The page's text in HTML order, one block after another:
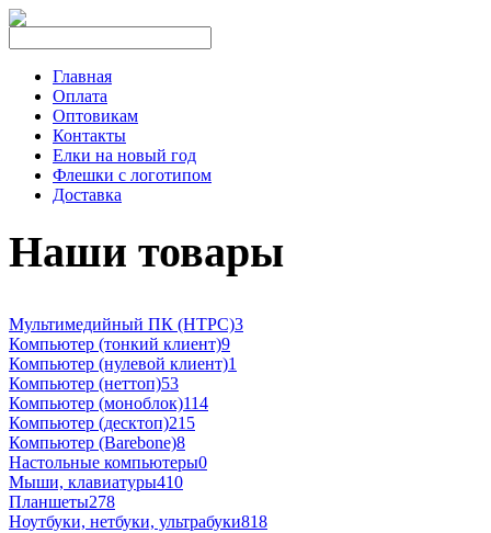
Главная
Оплата
Оптовикам
Контакты
Елки на новый год
Флешки с логотипом
Доставка
Наши товары
Мультимедийный ПК (HTPC)3
Компьютер (тонкий клиент)9
Компьютер (нулевой клиент)1
Компьютер (неттоп)53
Компьютер (моноблок)114
Компьютер (десктоп)215
Компьютер (Barebone)8
Настольные компьютеры0
Мыши, клавиатуры410
Планшеты278
Ноутбуки, нетбуки, ультрабуки818